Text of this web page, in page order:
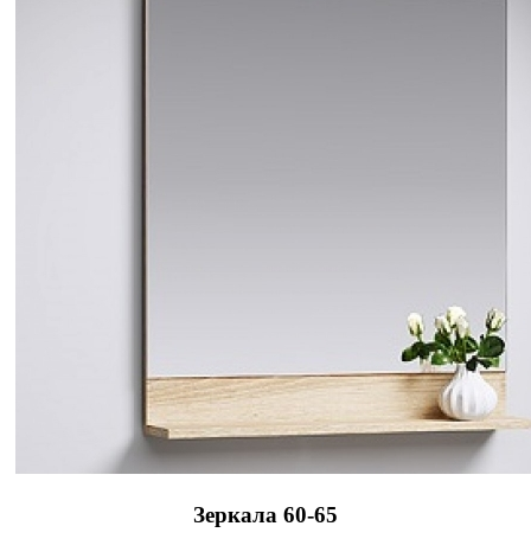
Зеркала 60-65